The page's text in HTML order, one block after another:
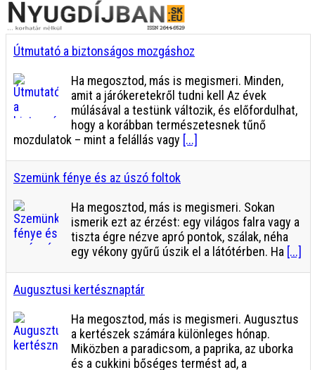
Útmutató a biztonságos mozgáshoz
Ha megosztod, más is megismeri. Minden,
amit a járókeretekről tudni kell Az évek
múlásával a testünk változik, és előfordulhat,
hogy a korábban természetesnek tűnő
mozdulatok – mint a felállás vagy [...]
Szemünk fénye és az úszó foltok
Ha megosztod, más is megismeri. Sokan
ismerik ezt az érzést: egy világos falra vagy a
tiszta égre nézve apró pontok, szálak, néha
egy vékony gyűrű úszik el a látótérben. Ha [...]
Augusztusi kertésznaptár
Ha megosztod, más is megismeri. Augusztus
a kertészek számára különleges hónap.
Miközben a paradicsom, a paprika, az uborka
és a cukkini bőséges termést ad, a